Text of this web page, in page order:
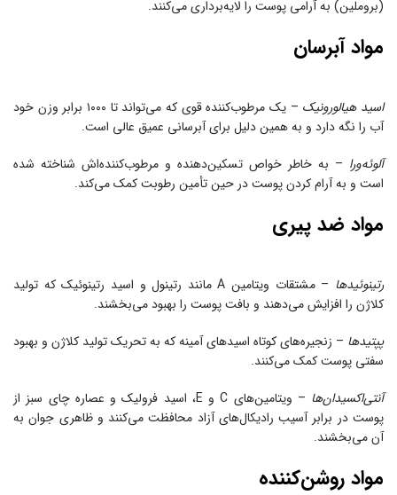
(بروملین) به آرامی پوست را لایه‌برداری می‌کنند.
مواد آبرسان
اسید هیالورونیک
– یک مرطوب‌کننده قوی که می‌تواند تا ۱۰۰۰ برابر وزن خود
آب را نگه دارد و به همین دلیل برای آبرسانی عمیق عالی است.
آلوئه‌ورا – به خاطر خواص تسکین‌دهنده و مرطوب‌کننده‌اش شناخته شده
است و به آرام کردن پوست در حین تأمین رطوبت کمک می‌کند.
مواد ضد پیری
رتینوئیدها
– مشتقات ویتامین A مانند رتینول و اسید رتینوئیک که تولید
کلاژن را افزایش می‌دهند و بافت پوست را بهبود می‌بخشند.
پپتیدها – زنجیره‌های کوتاه اسیدهای آمینه که به تحریک تولید کلاژن و بهبود
سفتی پوست کمک می‌کنند.
آنتی‌اکسیدان‌ها
– ویتامین‌های C و E، اسید فرولیک و عصاره چای سبز از
پوست در برابر آسیب رادیکال‌های آزاد محافظت می‌کنند و ظاهری جوان به
آن می‌بخشند.
مواد روشن‌کننده